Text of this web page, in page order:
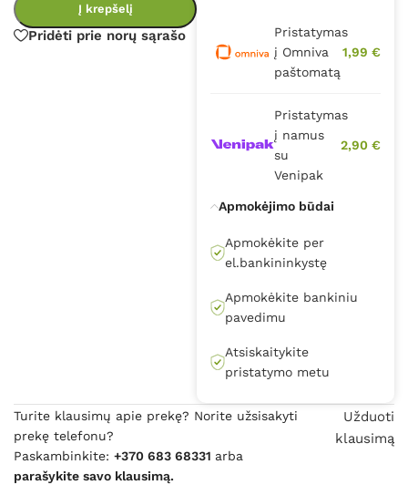
Į krepšelį
Pridėti prie norų sąrašo
Pristatymas
į Omniva
paštomatą
1,99 €
Pristatymas
į namus
su
Venipak
2,90 €
Apmokėjimo būdai
Apmokėkite per
el.bankininkystę
Apmokėkite bankiniu
pavedimu
Atsiskaitykite
pristatymo metu
Turite klausimų apie prekę? Norite užsisakyti
prekę telefonu?
Paskambinkite: +370 683 68331 arba
parašykite savo klausimą.
Užduoti
klausimą